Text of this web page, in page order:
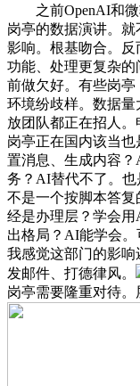
之前OpenAI和微
岗亭的数据演讲。
影响。根基吻合。
功能、处理更复杂的
前做欠好。有些岗
环境纷歧样。数据
放团队都正在招人
岗亭正在国内该当
置消息、生成内容
务？AI替代不了。也
不是一个按脚本答
经是办理层？学会
出格局？AI能学会。
我感觉这部门的影
发邮件、打德律风。
岗亭需要隆重对待。